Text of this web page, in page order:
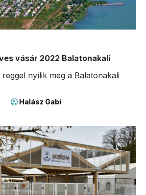
vásár 2022 Balatonakali
nyílik meg a Balatonakali
Halász Gabi